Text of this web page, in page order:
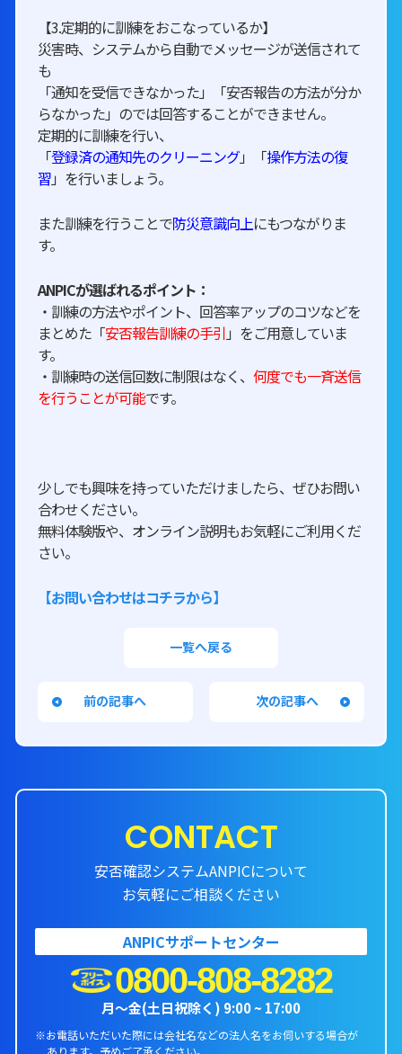
【3.定期的に訓練をおこなっているか】
災害時、システムから自動でメッセージが送信されて
も
「通知を受信できなかった」「安否報告の方法が分か
らなかった」のでは回答することができません。
定期的に訓練を行い、
「登録済の通知先のクリーニング」「操作方法の復
習」を行いましょう。
また訓練を行うことで防災意識向上にもつながりま
す。
ANPICが選ばれるポイント：
・訓練の方法やポイント、回答率アップのコツなどを
まとめた「安否報告訓練の手引 」をご用意していま
す。
・訓練時の送信回数に制限はなく、 何度でも一斉送信
を行うことが可能です。
少しでも興味を持っていただけましたら、ぜひお問い
合わせください。
無料体験版や、オンライン説明もお気軽にご利用くだ
さい。
【お問い合わせはコチラから】
一覧へ戻る
前の記事へ 次の記事へ
CONTACT
安否確認システムANPICについて
お気軽にご相談ください
ANPICサポートセンター
0800-808-8282
月〜金(土日祝除く) 9:00 ~ 17:00
※お電話いただいた際には会社名などの法人名をお伺いする場合が
あります。 予めご了承ください。